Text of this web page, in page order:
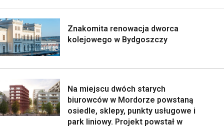
Znakomita renowacja dworca
kolejowego w Bydgoszczy
Na miejscu dwóch starych
biurowców w Mordorze powstaną
osiedle, sklepy, punkty usługowe i
park liniowy. Projekt powstał w